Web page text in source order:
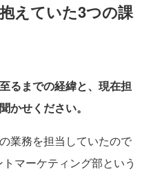
えていた3つの課
るまでの経緯と、現在担
かせください。
業務を担当していたので
マーケティング部という